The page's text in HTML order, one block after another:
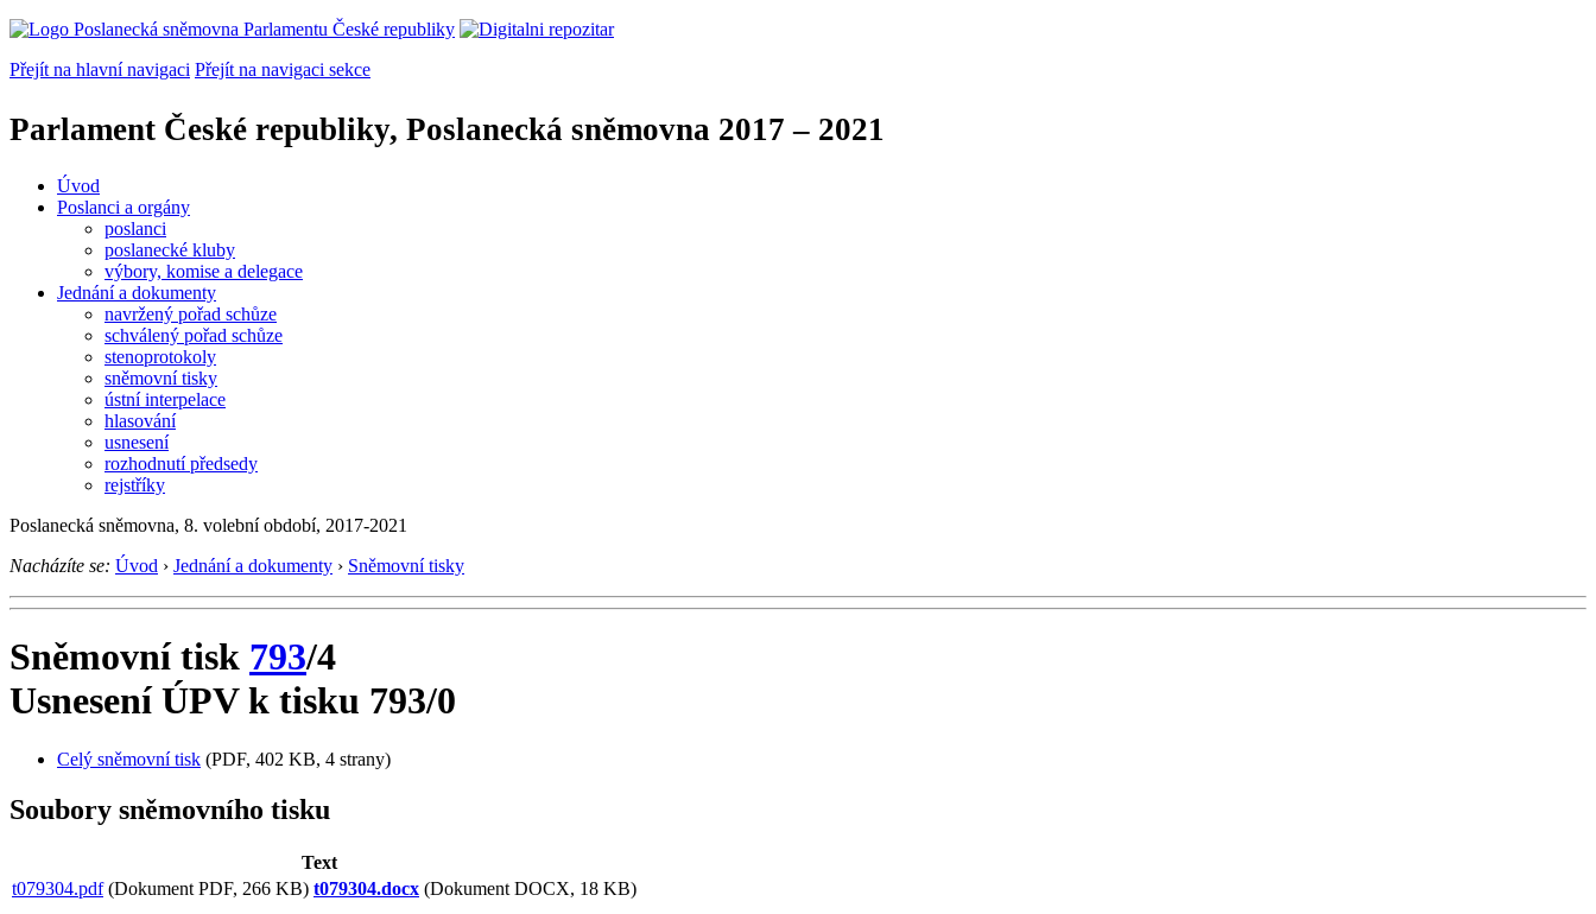
Přejít na hlavní navigaci Přejít na navigaci sekce
Parlament České republiky, Poslanecká sněmovna 2017 – 2021
Úvod
Poslanci a orgány
poslanci
poslanecké kluby
výbory, komise a delegace
Jednání a dokumenty
navržený pořad schůze
schválený pořad schůze
stenoprotokoly
sněmovní tisky
ústní interpelace
hlasování
usnesení
rozhodnutí předsedy
rejstříky
Poslanecká sněmovna, 8. volební období, 2017-2021
Nacházíte se: Úvod › Jednání a dokumenty › Sněmovní tisky
Sněmovní tisk 793/4
Usnesení ÚPV k tisku 793/0
Celý sněmovní tisk (PDF, 402 KB, 4 strany)
Soubory sněmovního tisku
Text
t079304.pdf(Dokument PDF, 266 KB) t079304.docx (Dokument DOCX, 18 KB)